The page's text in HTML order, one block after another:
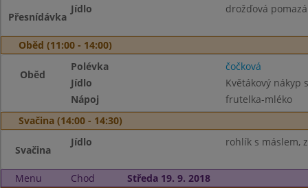
Přesnídávka
Jídlo drožďová
Oběd (11:00 - 14:00)
Oběd
Polévka
čočková
Jídlo
Květákový nákyp
Nápoj
frutelka-mléko
Svačina (14:00 - 14:30)
Svačina
Jídlo rohlík s máslem,
Menu Chod
Středa 19. 9. 2018